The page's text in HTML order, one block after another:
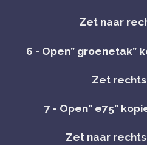
Zet naar
6 - Open” groenetak”
Zet
7 - Open” e75”
Zet naar